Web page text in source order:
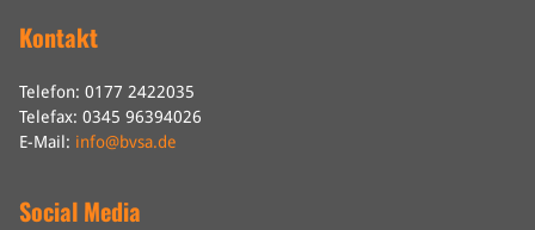
Kontakt
Telefon: 0177 2422035
Telefax: 0345 96394026
E-Mail: info@bvsa.de
Social Media